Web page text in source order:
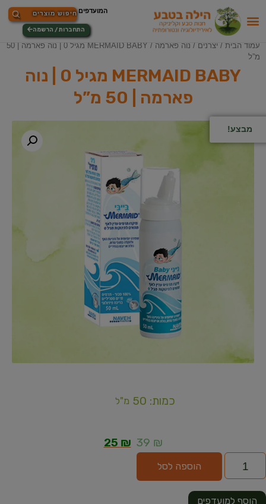
התחברות / הרשמה
עמוד הבית / יצרנים / נוה פארמה
/ ‎MERMAID‎ ‎BABY מגיל 0 | נוה פארמה | 50
מ”ל
‎MERMAID‎ ‎BABY מגיל 0 | נוה
פארמה | 50 מ”ל
מבצע!
כמות: 50 מ"ל
39 ₪
25 ₪
הוספה לסל
הוסף למועדפים